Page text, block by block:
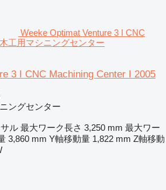
Weeke Optimat Venture 3 I CNC
工用マシニングセンター
3 I CNC Machining Center I 2005
ングセンター
ル 最大ワーク長さ 3,250 mm 最大ワー
3,860 mm Y軸移動量 1,822 mm Z軸移動